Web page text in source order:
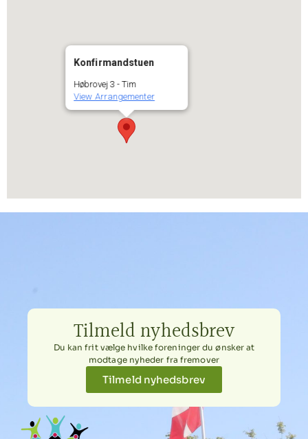
Konfirmandstuen
Høbrovej 3 - Tim
View Arrangementer
Tilmeld nyhedsbrev
Du kan frit vælge hvilke foreninger du ønsker at
modtage nyheder fra fremover
Tilmeld nyhedsbrev